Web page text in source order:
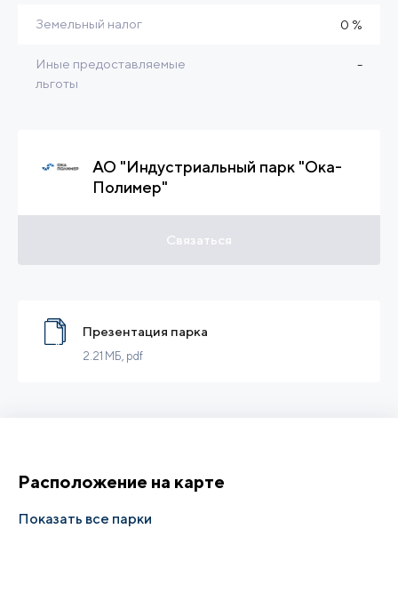
Земельный налог 0 %
Иные предоставляемые
льготы
-
АО "Индустриальный парк "Ока-
Полимер"
Связаться
Презентация парка
2.21 МБ, pdf
Расположение на карте
Показать все парки